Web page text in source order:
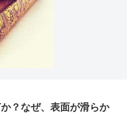
？なぜ、表面が滑らか